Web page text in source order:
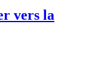
vers la